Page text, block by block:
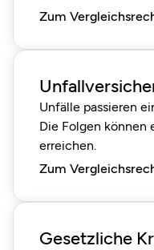
Zum
Unfälle passieren
Die Folgen können
erreichen.
Zum
Gesetzliche